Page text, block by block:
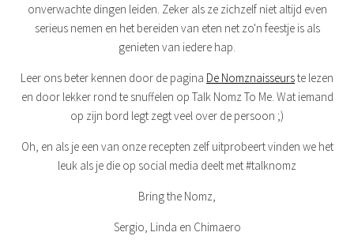
onverwachte dingen leiden. Zeker als ze zichzelf niet altijd even
serieus nemen en het bereiden van eten net zo'n feestje is als
genieten van iedere hap.
Leer ons beter kennen door de pagina De Nomznaisseurste lezen
en door lekker rond te snuffelen op Talk Nomz To Me. Wat iemand
op zijn bord legt zegt veel over de persoon ;)
Oh, en als je een van onze recepten zelf uitprobeert vinden we het
leuk als je die op social media deelt met #talknomz
Bring the Nomz,
Sergio, Linda en Chimaero